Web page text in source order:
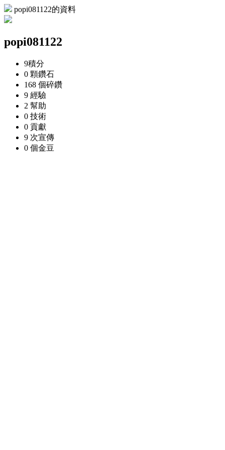
popi081122的資料
popi081122
9積分
0 顆鑽石
168 個碎鑽
9 經驗
2 幫助
0 技術
0 貢獻
9 次宣傳
0 個金豆